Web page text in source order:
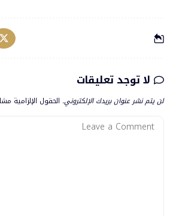
لا توجد تعليقات
لن يتم نشر عنوان بريدك الإلكتروني. الحقول الإلزامية